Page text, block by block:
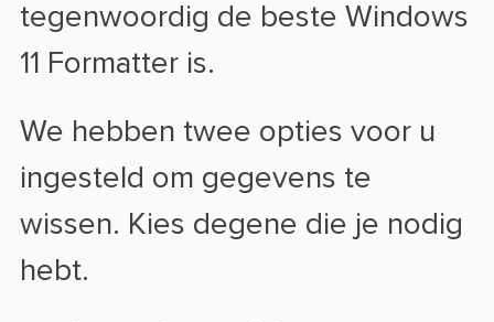
tegenwoordig de beste Windows
11 Formatter is.
We hebben twee opties voor u
ingesteld om gegevens te
wissen. Kies degene die je nodig
hebt.